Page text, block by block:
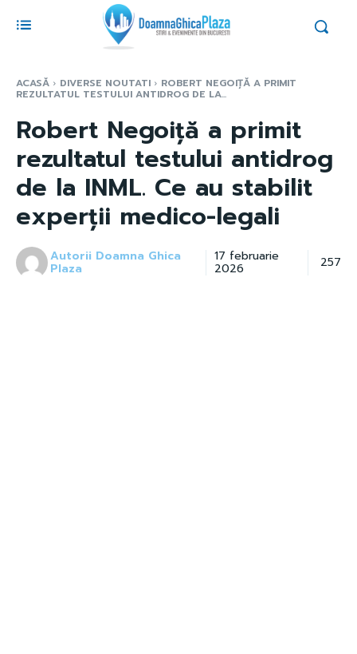
ACASĂ DIVERSE NOUTATI ROBERT NEGOIȚĂ A PRIMIT
REZULTATUL TESTULUI ANTIDROG DE LA...
Robert Negoiță a primit
rezultatul testului antidrog
de la INML. Ce au stabilit
experții medico-legali
Autorii Doamna Ghica
Plaza
17 februarie
2026 257